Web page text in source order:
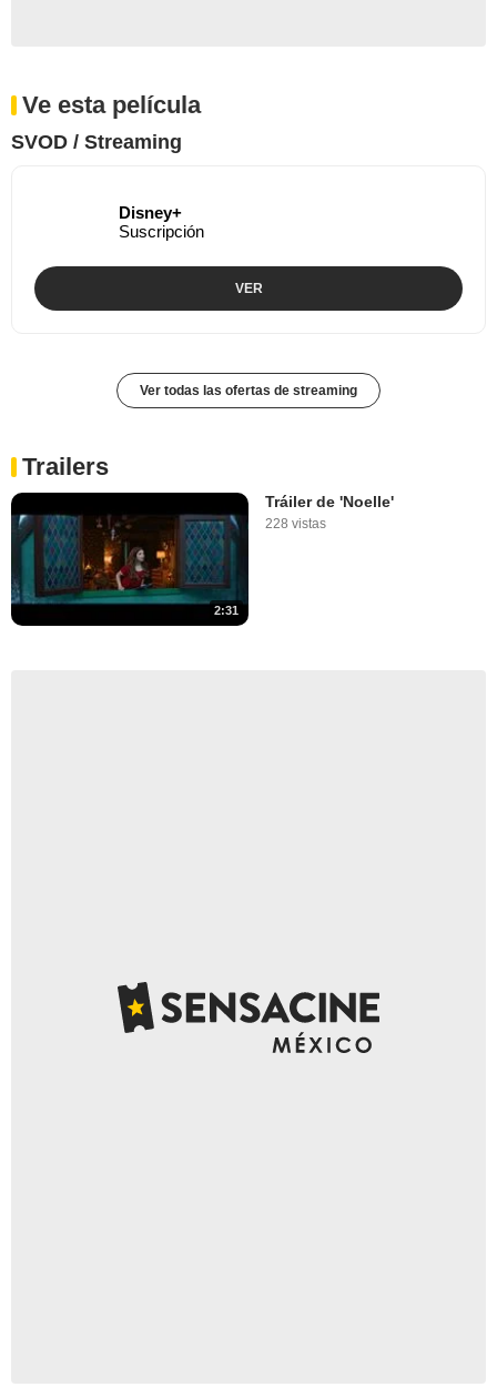
Ve esta película
SVOD / Streaming
Disney+
Suscripción
VER
Ver todas las ofertas de streaming
Trailers
2:31
Tráiler de 'Noelle'
228 vistas